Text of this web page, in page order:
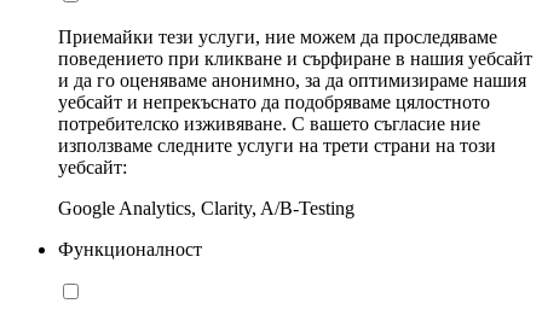
Приемайки тези услуги, ние можем да проследяваме
поведението при кликване и сърфиране в нашия уебсайт
и да го оценяваме анонимно, за да оптимизираме нашия
уебсайт и непрекъснато да подобряваме цялостното
потребителско изживяване. С вашето съгласие ние
използваме следните услуги на трети страни на този
уебсайт:
Google Analytics, Clarity, A/B-Testing
Функционалност